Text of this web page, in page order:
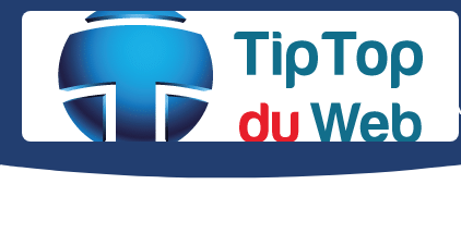
CONSEILS
MODE